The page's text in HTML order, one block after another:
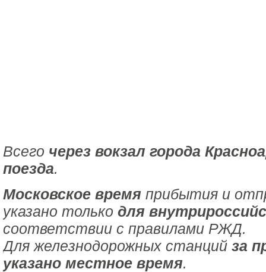
Всего через вокзал города
поезда.
Московское время прибытия и
указано только для
соответствии с правилами РЖД.
Для железнодорожных станций за
указано местное время.